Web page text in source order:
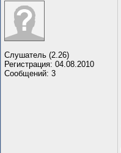
Слушатель (2.26)
Регистрация: 04.08.2010
Сообщений: 3